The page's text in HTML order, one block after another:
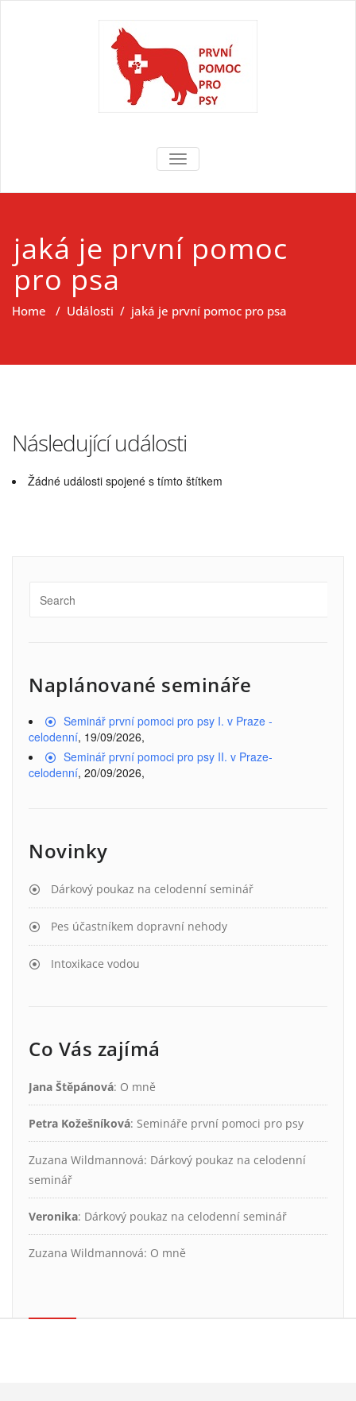
První pomoc
pro psy
První pomoc pro psy
TOGGLE NAVIGATION
jaká je první pomoc
pro psa
Home / Události / jaká je první pomoc pro psa
Následující události
Žádné události spojené s tímto štítkem
Naplánované semináře
Seminář první pomoci pro psy I. v Praze -
celodenní, 19/09/2026,
Seminář první pomoci pro psy II. v Praze-
celodenní, 20/09/2026,
Novinky
Dárkový poukaz na celodenní seminář
Pes účastníkem dopravní nehody
Intoxikace vodou
Co Vás zajímá
Jana Štěpánová: O mně
Petra Kožešníková: Semináře první pomoci pro psy
Zuzana Wildmannová: Dárkový poukaz na celodenní
seminář
Veronika: Dárkový poukaz na celodenní seminář
Zuzana Wildmannová: O mně